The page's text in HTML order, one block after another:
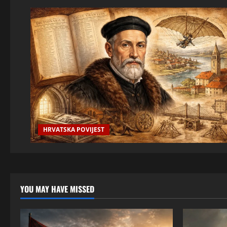
HRVATSKA POVIJEST
YOU MAY HAVE MISSED